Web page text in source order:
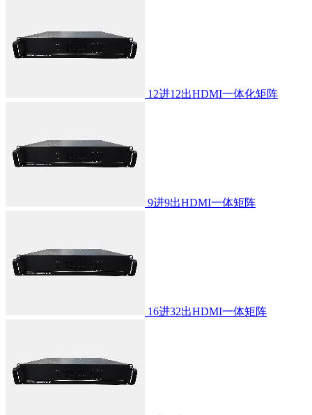
12进12出HDMI一体化矩阵
9进9出HDMI一体矩阵
16进32出HDMI一体矩阵